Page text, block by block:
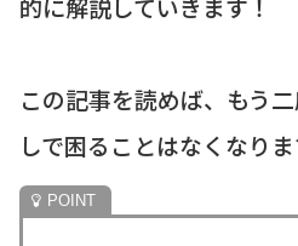
的に解説していきます！
この記事を読めば、もう
しで困ることはなくなりま